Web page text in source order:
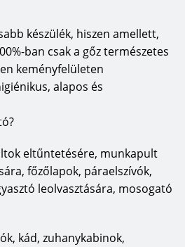
készülék, hiszen amellett,
ban csak a gőz természetes
keményfelületen
alapos és
eltűntetésére, munkapult
főzőlapok, páraelszívók,
leolvasztására, mosogató
kád, zuhanykabinok,